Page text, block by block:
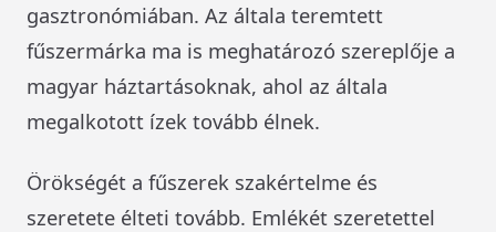
gasztronómiában. Az általa teremtett
fűszermárka ma is meghatározó szereplője a
magyar háztartásoknak, ahol az általa
megalkotott ízek tovább élnek.
Örökségét a fűszerek szakértelme és
szeretete élteti tovább. Emlékét szeretettel